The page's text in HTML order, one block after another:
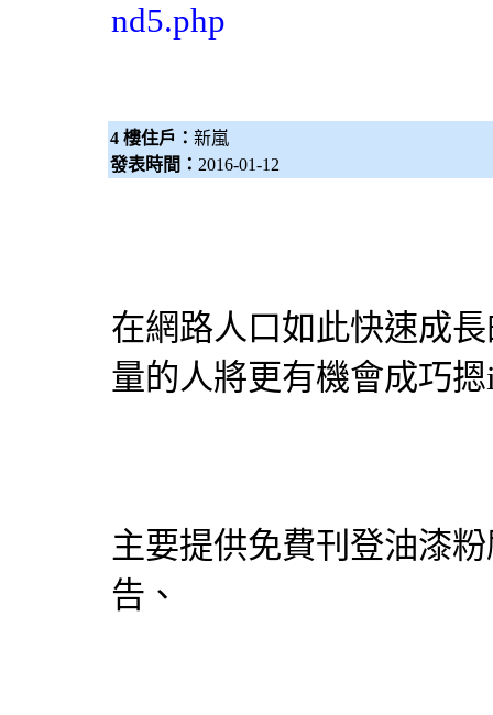
nd5.php
4 樓住戶： 新嵐
發表時間： 2016-01-12
在網路人口如此快速成
量的人將更有機會成巧
主要提供免費刊登油漆
告、